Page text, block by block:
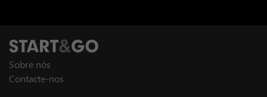
Sobre nós
Contacte-nos